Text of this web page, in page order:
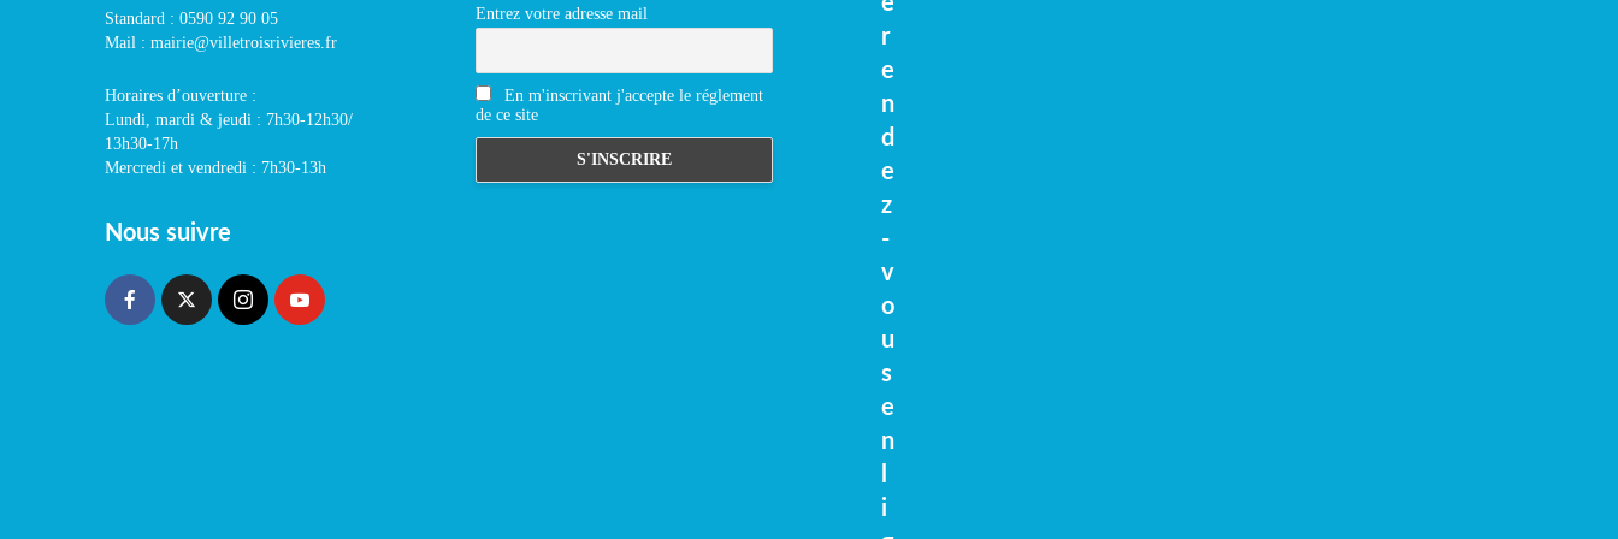
Standard : 0590 92 90 05
Mail : mairie@villetroisrivieres.fr
Horaires d’ouverture :
Lundi, mardi & jeudi : 7h30-12h30/
13h30-17h
Mercredi et vendredi : 7h30-13h
Nous suivre
Entrez votre adresse mail
En m'inscrivant j'accepte le réglement
de ce site
r
e
n
d
e
z
-
v
o
u
s
e
n
i